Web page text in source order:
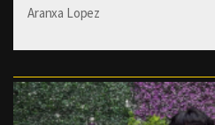
Aranxa Lopez